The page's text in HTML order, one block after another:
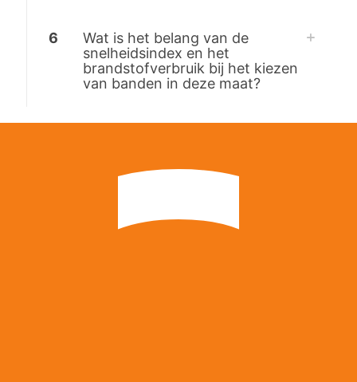
6
Wat is het belang van de
snelheidsindex en het
brandstofverbruik bij het kiezen
van banden in deze maat?